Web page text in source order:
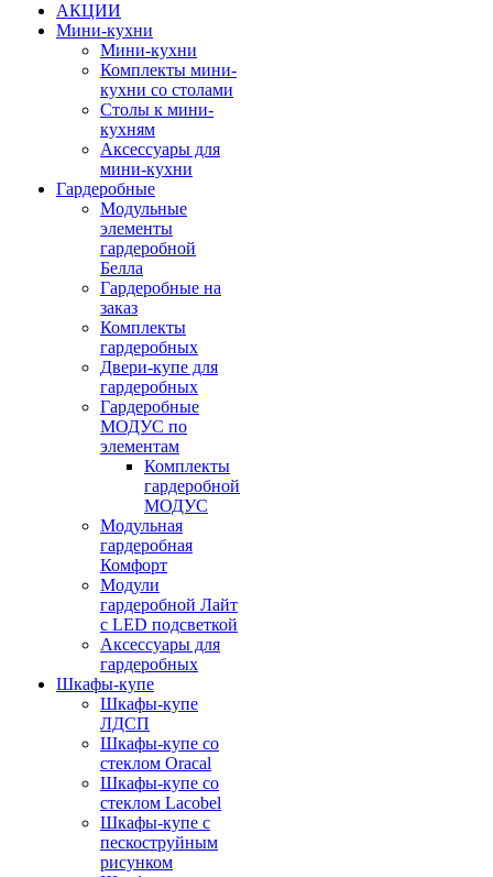
АКЦИИ
Мини-кухни
Мини-кухни
Комплекты мини-
кухни со столами
Столы к мини-
кухням
Аксессуары для
мини-кухни
Гардеробные
Модульные
элементы
гардеробной
Белла
Гардеробные на
заказ
Комплекты
гардеробных
Двери-купе для
гардеробных
Гардеробные
МОДУС по
элементам
Комплекты
гардеробной
МОДУС
Модульная
гардеробная
Комфорт
Модули
гардеробной Лайт
с LED подсветкой
Аксессуары для
гардеробных
Шкафы-купе
Шкафы-купе
ЛДСП
Шкафы-купе со
стеклом Oracal
Шкафы-купе со
стеклом Lacobel
Шкафы-купе с
пескоструйным
рисунком